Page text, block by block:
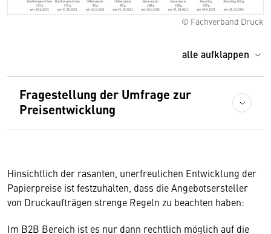
© Fachverband Druck
alle aufklappen
Fragestellung der Umfrage zur
Preisentwicklung
Hinsichtlich der rasanten, unerfreulichen Entwicklung der
Papierpreise ist festzuhalten, dass die Angebotsersteller
von Druckaufträgen strenge Regeln zu beachten haben:
Im B2B Bereich ist es nur dann rechtlich möglich auf die